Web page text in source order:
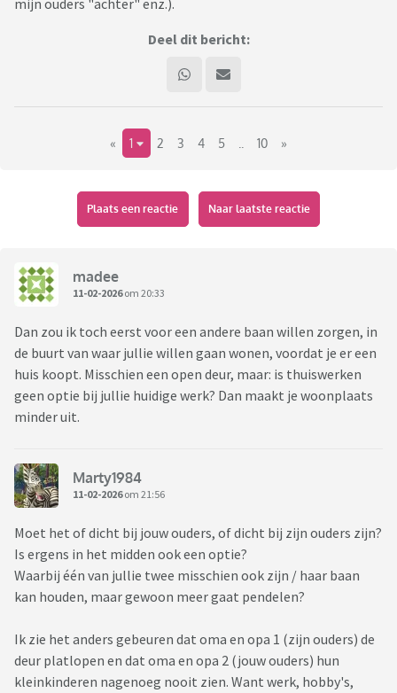
mijn ouders "achter" enz.).
Deel dit bericht:
« 1 2 3 4 5 10 »
Plaats een reactie Naar laatste reactie
madee
11-02-2026om 20:33
Dan zou ik toch eerst voor een andere baan willen zorgen, in
de buurt van waar jullie willen gaan wonen, voordat je er een
huis koopt. Misschien een open deur, maar: is thuiswerken
geen optie bij jullie huidige werk? Dan maakt je woonplaats
minder uit.
Marty1984
11-02-2026om 21:56
Moet het of dicht bij jouw ouders, of dicht bij zijn ouders zijn?
Is ergens in het midden ook een optie?
Waarbij één van jullie twee misschien ook zijn / haar baan
kan houden, maar gewoon meer gaat pendelen?
Ik zie het anders gebeuren dat oma en opa 1 (zijn ouders) de
deur platlopen en dat oma en opa 2 (jouw ouders) hun
kleinkinderen nagenoeg nooit zien. Want werk, hobby's,